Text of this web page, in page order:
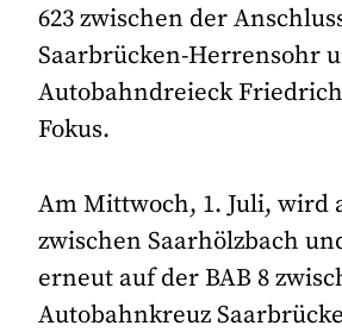
623 zwischen der
Saarbrücken-Herrensohr
Autobahndreieck
Fokus.
Am Mittwoch, 1. Juli, wird
zwischen Saarhölzbach
erneut auf der BAB 8
Autobahnkreuz